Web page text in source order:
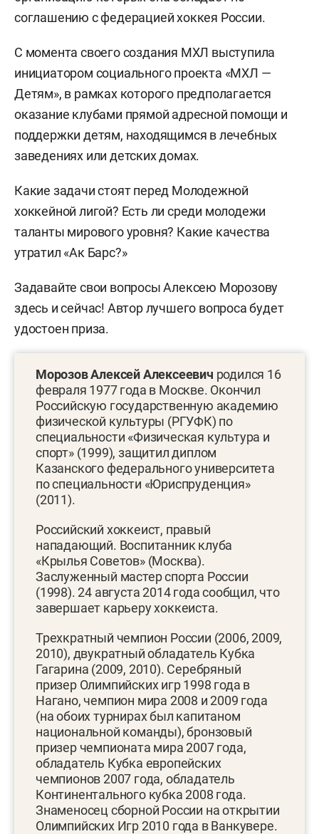
соглашению с федерацией хоккея России.
С момента своего создания МХЛ выступила
инициатором социального проекта «МХЛ —
Детям», в рамках которого предполагается
оказание клубами прямой адресной помощи и
поддержки детям, находящимся в лечебных
заведениях или детских домах.
Какие задачи стоят перед Молодежной
хоккейной лигой? Есть ли среди молодежи
таланты мирового уровня? Какие качества
утратил «Ак Барс?»
Задавайте свои вопросы Алексею Морозову
здесь и сейчас! Автор лучшего вопроса будет
удостоен приза.
МорозовАлексей Алексеевич родился 16
февраля 1977 года в Москве. Окончил
Российскую государственную академию
физической культуры (РГУФК) по
специальности «Физическая культура и
спорт» (1999), защитил диплом
Казанского федерального университета
по специальности «Юриспруденция»
(2011).
Российский хоккеист, правый
нападающий. Воспитанник клуба
«Крылья Советов» (Москва).
Заслуженный мастер спорта России
(1998). 24 августа 2014 года сообщил, что
завершает карьеру хоккеиста.
Трехкратный чемпион России (2006, 2009,
2010), двукратный обладатель Кубка
Гагарина (2009, 2010). Серебряный
призер Олимпийских игр 1998 года в
Нагано, чемпион мира 2008 и 2009 года
(на обоих турнирах был капитаном
национальной команды), бронзовый
призер чемпионата мира 2007 года,
обладатель Кубка европейских
чемпионов 2007 года, обладатель
Континентального кубка 2008 года.
Знаменосец сборной России на открытии
Олимпийских Игр 2010 года в Ванкувере.